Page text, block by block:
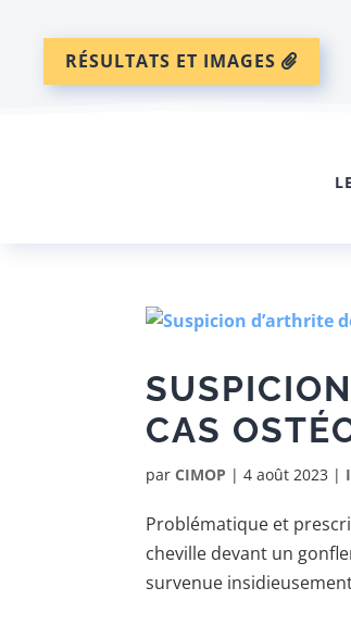
RÉSULTATS ET IMAGES
CAS
parCIMOP |4 août 2023 |
Problématique et
cheville devant un
survenue